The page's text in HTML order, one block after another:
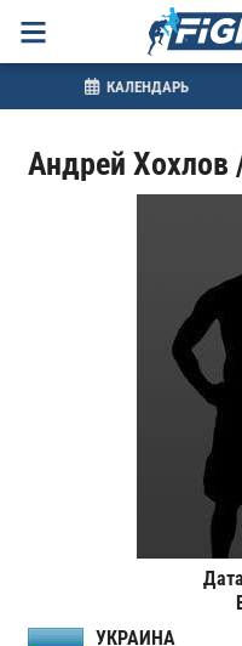
Андрей Хохлов
УКРАИНА
КАЛЕНДАРЬ